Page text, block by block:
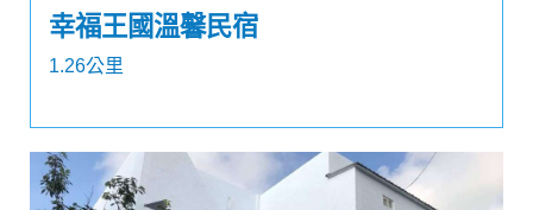
幸福王國溫馨民宿
1.26公里